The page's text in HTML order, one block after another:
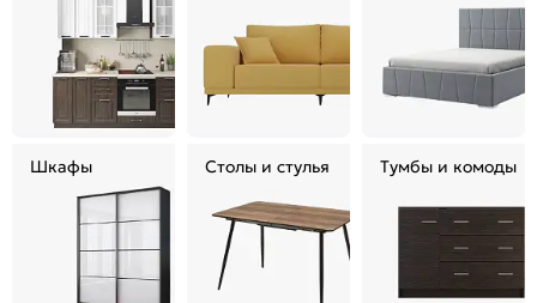
Шкафы Столы и стулья Тумбы и комоды